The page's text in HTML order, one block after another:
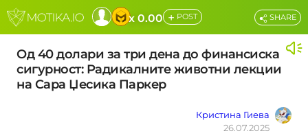
x 0.00 + POST
Од 40 долари за три дена до финансиска
сигурност: Радикалните животни лекции
на Сара Џесика Паркер
Кристина Гиева
26.07.2025
SHARE